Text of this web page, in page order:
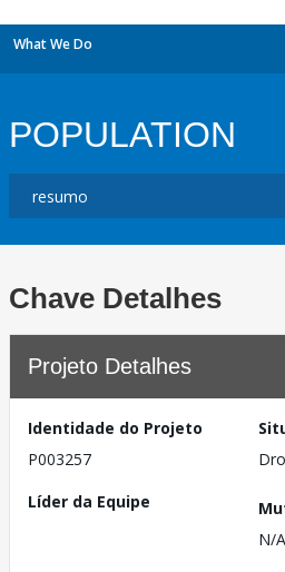
What We Do
POPULATION
Chave Detalhes
Projeto Detalhes
Identidade do Projeto
P003257
Líder da Equipe
N/A